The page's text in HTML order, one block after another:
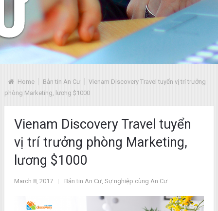
Home Bản tin An Cư
Vienam Discovery Travel tuyển vị trí trưởng
phòng Marketing, lương $1000
Vienam Discovery Travel tuyển
vị trí trưởng phòng Marketing,
lương $1000
March 8, 2017 Bản tin An Cư, Sự nghiệp cùng An Cư